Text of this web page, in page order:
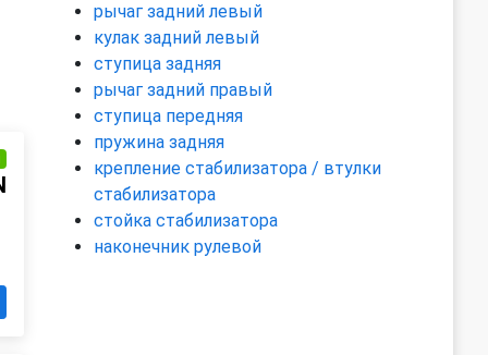
рычаг задний левый
кулак задний левый
ступица задняя
рычаг задний правый
ступица передняя
пружина задняя
крепление стабилизатора / втулки
стабилизатора
стойка стабилизатора
наконечник рулевой